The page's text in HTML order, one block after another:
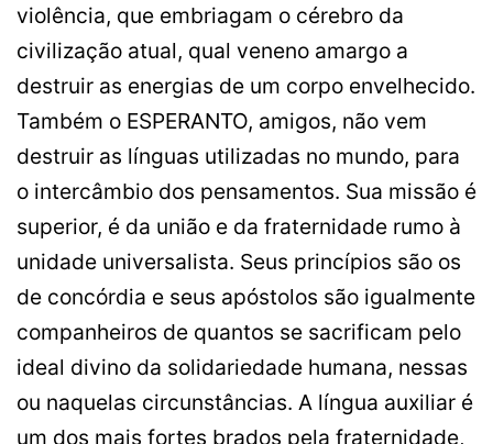
violência, que embriagam o cérebro da
civilização atual, qual veneno amargo a
destruir as energias de um corpo envelhecido.
Também o ESPERANTO, amigos, não vem
destruir as línguas utilizadas no mundo, para
o intercâmbio dos pensamentos. Sua missão é
superior, é da união e da fraternidade rumo à
unidade universalista. Seus princípios são os
de concórdia e seus apóstolos são igualmente
companheiros de quantos se sacrificam pelo
ideal divino da solidariedade humana, nessas
ou naquelas circunstâncias. A língua auxiliar é
um dos mais fortes brados pela fraternidade,